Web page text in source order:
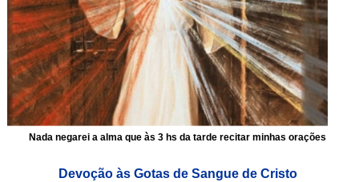
Nada negarei a alma que às 3 hs da tarde recitar minhas orações
Devoção às Gotas de Sangue de Cristo